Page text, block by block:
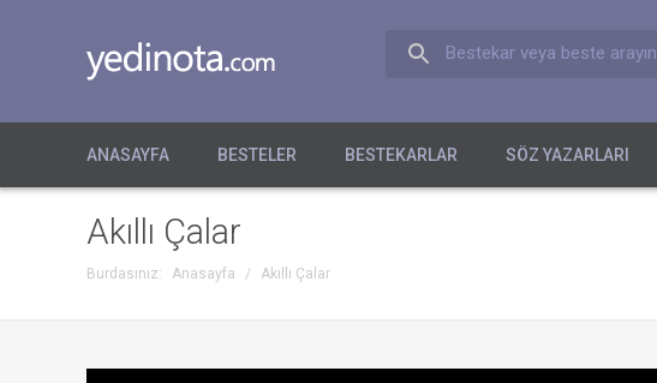
Bestekar veya beste arayın
ANASAYFA BESTELER BESTEKARLAR SÖZ YAZARLARI
Akıllı Çalar
Burdasınız: Anasayfa / Akıllı Çalar